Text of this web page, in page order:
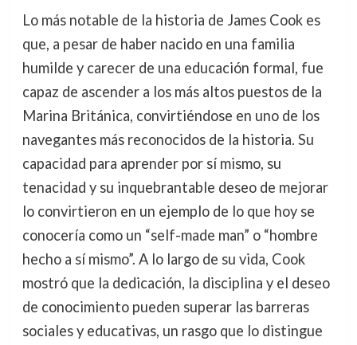
Lo más notable de la historia de James Cook es
que, a pesar de haber nacido en una familia
humilde y carecer de una educación formal, fue
capaz de ascender a los más altos puestos de la
Marina Británica, convirtiéndose en uno de los
navegantes más reconocidos de la historia. Su
capacidad para aprender por sí mismo, su
tenacidad y su inquebrantable deseo de mejorar
lo convirtieron en un ejemplo de lo que hoy se
conocería como un “self-made man” o “hombre
hecho a sí mismo”. A lo largo de su vida, Cook
mostró que la dedicación, la disciplina y el deseo
de conocimiento pueden superar las barreras
sociales y educativas, un rasgo que lo distingue